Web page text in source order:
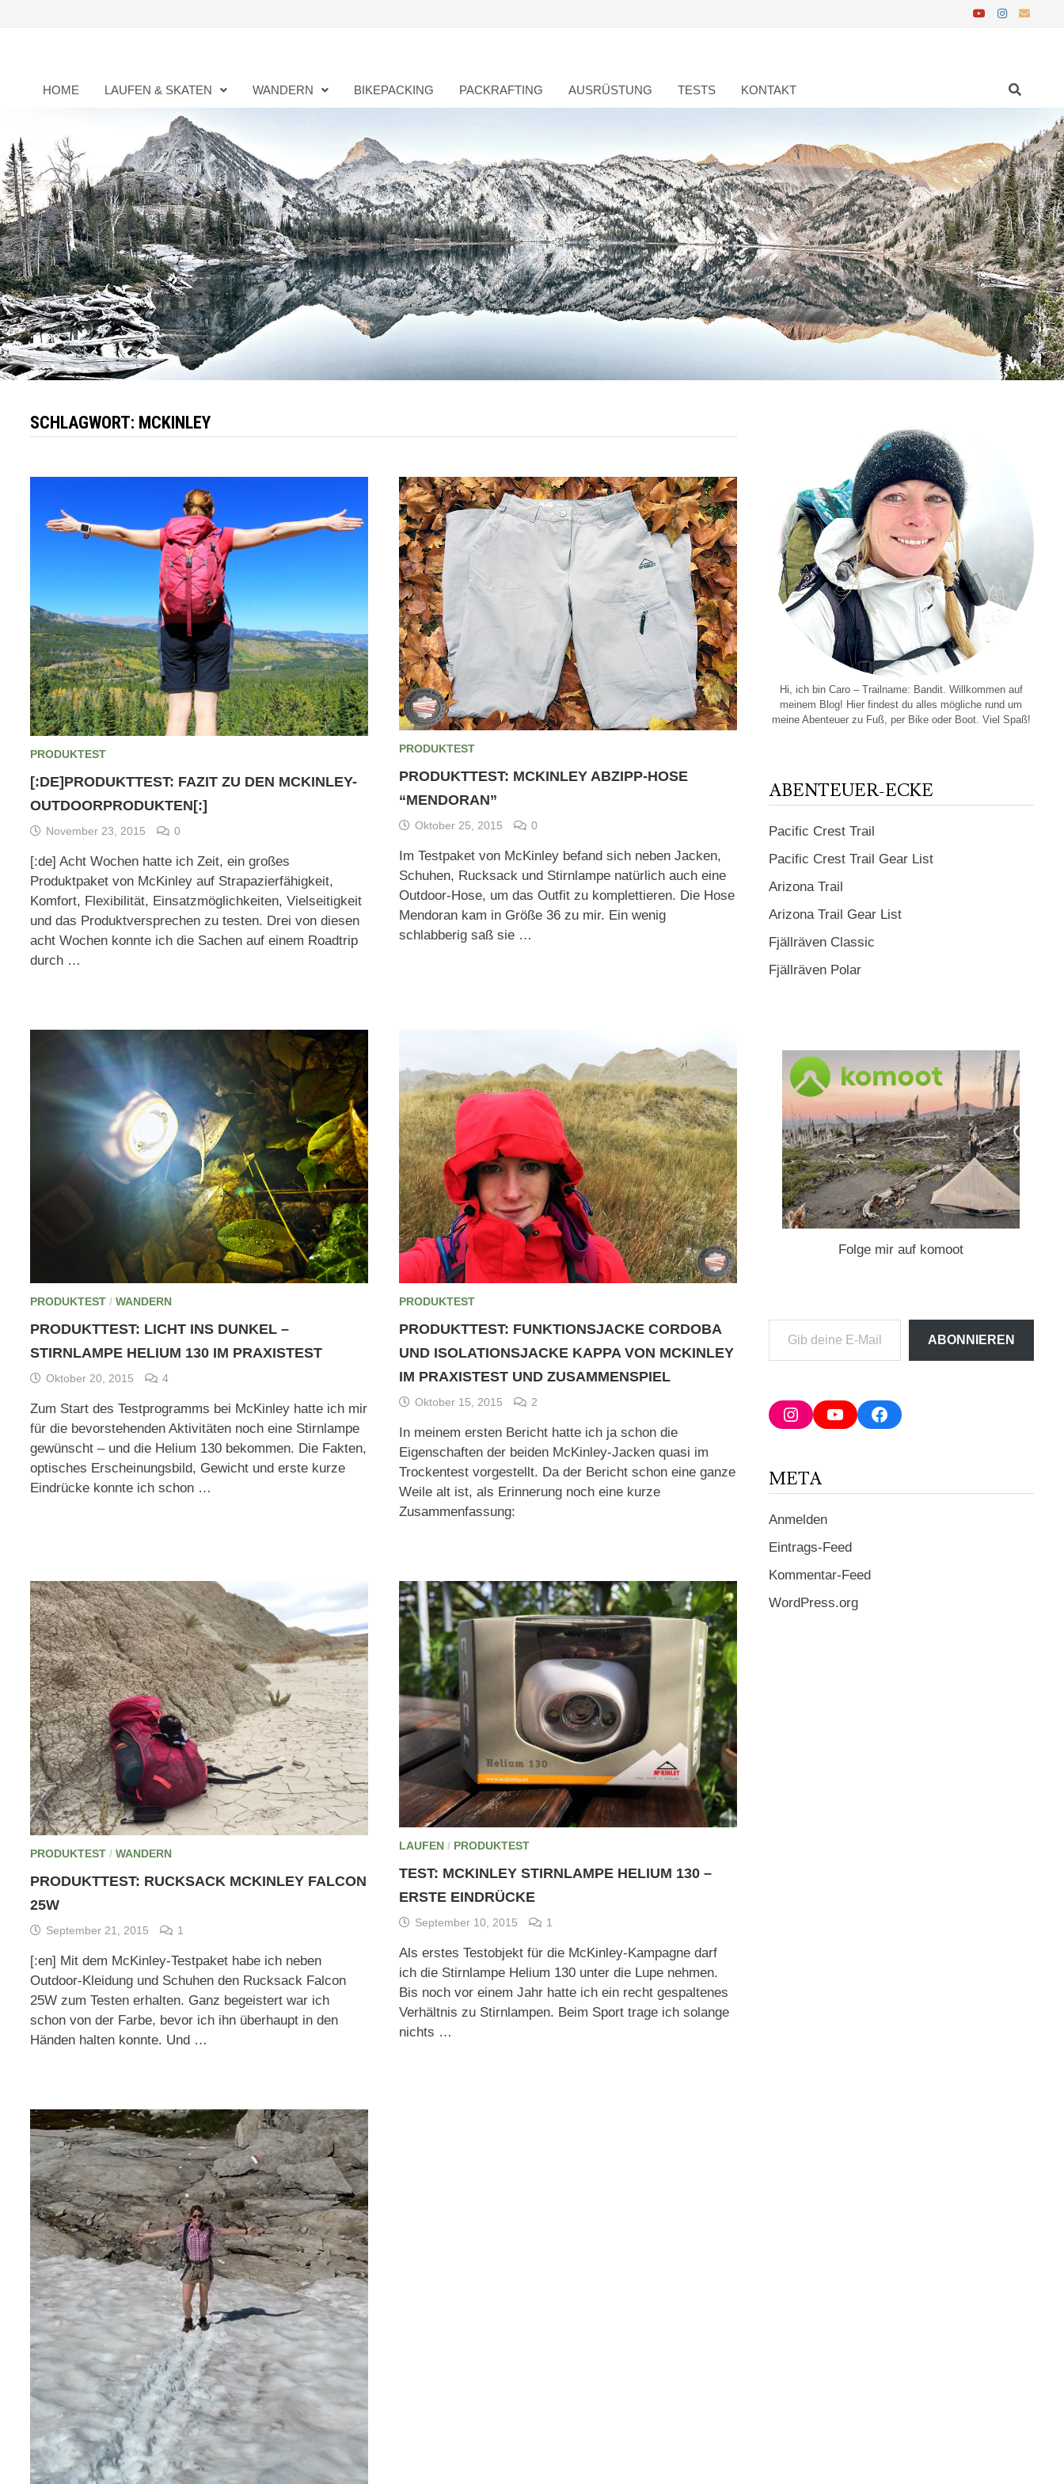
HOME LAUFEN & SKATEN WANDERN BIKEPACKING PACKRAFTING AUSRÜSTUNG TESTS KONTAKT
SCHLAGWORT: MCKINLEY
PRODUKTEST
[:DE]PRODUKTTEST: FAZIT ZU DEN MCKINLEY-
OUTDOORPRODUKTEN[:]
November 23, 2015 0
[:de] Acht Wochen hatte ich Zeit, ein großes
Produktpaket von McKinley auf Strapazierfähigkeit,
Komfort, Flexibilität, Einsatzmöglichkeiten, Vielseitigkeit
und das Produktversprechen zu testen. Drei von diesen
acht Wochen konnte ich die Sachen auf einem Roadtrip
durch …
PRODUKTEST
PRODUKTTEST: MCKINLEY ABZIPP-HOSE
“MENDORAN”
Oktober 25, 2015 0
Im Testpaket von McKinley befand sich neben Jacken,
Schuhen, Rucksack und Stirnlampe natürlich auch eine
Outdoor-Hose, um das Outfit zu komplettieren. Die Hose
Mendoran kam in Größe 36 zu mir. Ein wenig
schlabberig saß sie …
PRODUKTEST /WANDERN
PRODUKTTEST: LICHT INS DUNKEL –
STIRNLAMPE HELIUM 130 IM PRAXISTEST
Oktober 20, 2015 4
Zum Start des Testprogramms bei McKinley hatte ich mir
für die bevorstehenden Aktivitäten noch eine Stirnlampe
gewünscht – und die Helium 130 bekommen. Die Fakten,
optisches Erscheinungsbild, Gewicht und erste kurze
Eindrücke konnte ich schon …
PRODUKTEST
PRODUKTTEST: FUNKTIONSJACKE CORDOBA
UND ISOLATIONSJACKE KAPPA VON MCKINLEY
IM PRAXISTEST UND ZUSAMMENSPIEL
Oktober 15, 2015 2
In meinem ersten Bericht hatte ich ja schon die
Eigenschaften der beiden McKinley-Jacken quasi im
Trockentest vorgestellt. Da der Bericht schon eine ganze
Weile alt ist, als Erinnerung noch eine kurze
Zusammenfassung:
PRODUKTEST /WANDERN
PRODUKTTEST: RUCKSACK MCKINLEY FALCON
25W
September 21, 2015 1
[:en] Mit dem McKinley-Testpaket habe ich neben
Outdoor-Kleidung und Schuhen den Rucksack Falcon
25W zum Testen erhalten. Ganz begeistert war ich
schon von der Farbe, bevor ich ihn überhaupt in den
Händen halten konnte. Und …
LAUFEN/ PRODUKTEST
TEST: MCKINLEY STIRNLAMPE HELIUM 130 –
ERSTE EINDRÜCKE
September 10, 2015 1
Als erstes Testobjekt für die McKinley-Kampagne darf
ich die Stirnlampe Helium 130 unter die Lupe nehmen.
Bis noch vor einem Jahr hatte ich ein recht gespaltenes
Verhältnis zu Stirnlampen. Beim Sport trage ich solange
nichts …
Hi, ich bin Caro – Trailname: Bandit. Willkommen auf
meinem Blog! Hier findest du alles mögliche rund um
meine Abenteuer zu Fuß, per Bike oder Boot. Viel Spaß!
ABENTEUER-ECKE
Pacific Crest Trail
Pacific Crest Trail Gear List
Arizona Trail
Arizona Trail Gear List
Fjällräven Classic
Fjällräven Polar
Folge mir auf komoot
deine
Adresse
ein ...
ABONNIEREN
InstagramYouTubeFacebook
META
Anmelden
Eintrags-Feed
Kommentar-Feed
WordPress.org